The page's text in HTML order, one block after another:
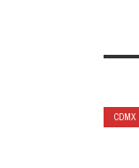
CDMX